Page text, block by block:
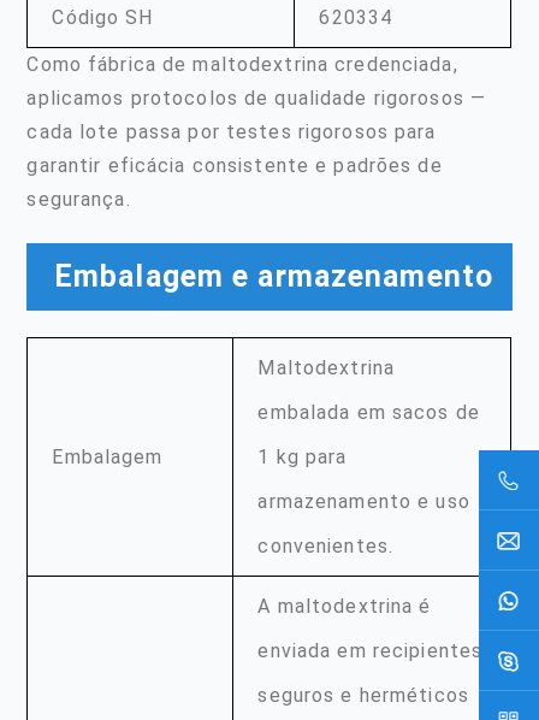
Código SH 620334
Como fábrica de maltodextrina credenciada,
aplicamos protocolos de qualidade rigorosos —
cada lote passa por testes rigorosos para
garantir eficácia consistente e padrões de
segurança.
Embalagem e armazenamento
Embalagem
Maltodextrina
embalada em sacos de
1 kg para
armazenamento e uso
convenientes.
A maltodextrina é
enviada em recipientes
seguros e herméticos